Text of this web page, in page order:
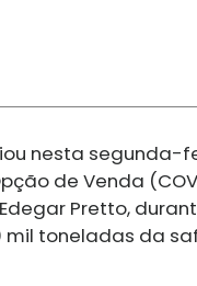
nesta segunda-
de Venda
Pretto,
mil toneladas da